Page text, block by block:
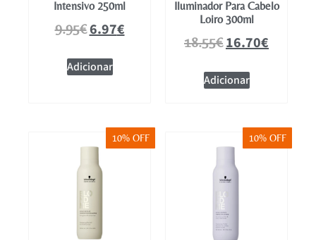
Intensivo 250ml
9.95€6.97€
Adicionar
Iluminador Para Cabelo
Loiro 300ml
18.55€16.70€
Adicionar
10% OFF 10% OFF